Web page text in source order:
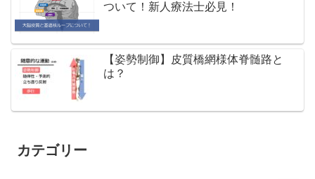
ついて！新人療法士必見！
【姿勢制御】皮質橋網様体脊髄路と
は？
カテゴリー